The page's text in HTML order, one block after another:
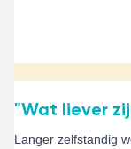
"Wat liever
Langer zelfstandig